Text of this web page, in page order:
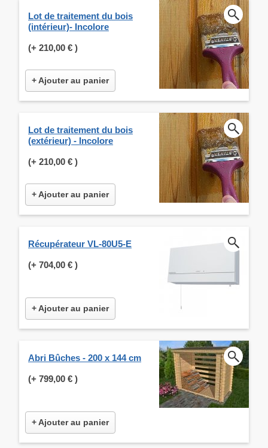
Lot de traitement du bois
(intérieur)- Incolore
(+ 210,00 € )
+ Ajouter au panier
Lot de traitement du bois
(extérieur) - Incolore
(+ 210,00 € )
+ Ajouter au panier
Récupérateur VL-80U5-E
(+ 704,00 € )
+ Ajouter au panier
Abri Bûches - 200 x 144 cm
(+ 799,00 € )
+ Ajouter au panier